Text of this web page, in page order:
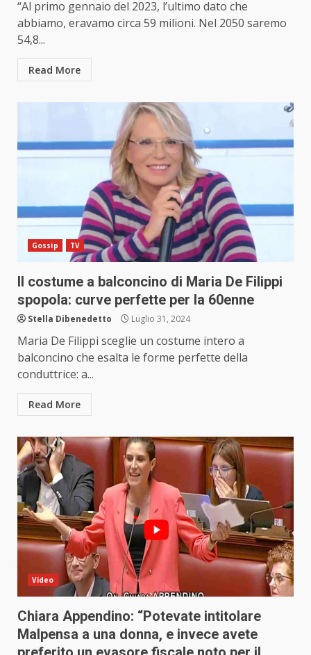
“Al primo gennaio del 2023, l’ultimo dato che
abbiamo, eravamo circa 59 milioni. Nel 2050 saremo
54,8...
Read More
Gossip TV
Il costume a balconcino di Maria De Filippi
spopola: curve perfette per la 60enne
Stella Dibenedetto Luglio 31, 2024
Maria De Filippi sceglie un costume intero a
balconcino che esalta le forme perfette della
conduttrice: a...
Read More
Video
Chiara Appendino: “Potevate intitolare
Malpensa a una donna, e invece avete